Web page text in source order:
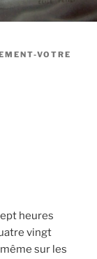
VOTRE
heures
vingt
sur les